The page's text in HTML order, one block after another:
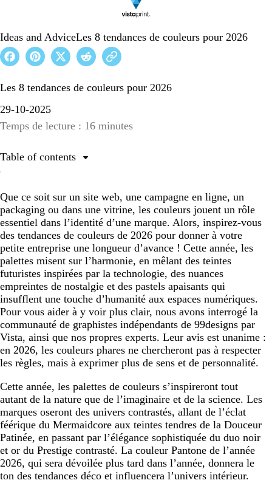
Ideas and AdviceLes 8 tendances de couleurs pour 2026
Les 8 tendances de couleurs pour 2026
29-10-2025
Temps de lecture : 16 minutes
Que ce soit sur un site web, une campagne en ligne, un
packaging ou dans une vitrine, les couleurs jouent un rôle
essentiel dans l’identité d’une marque. Alors, inspirez-vous
des tendances de couleurs de 2026 pour donner à votre
petite entreprise une longueur d’avance ! Cette année, les
palettes misent sur l’harmonie, en mêlant des teintes
futuristes inspirées par la technologie, des nuances
empreintes de nostalgie et des pastels apaisants qui
insufflent une touche d’humanité aux espaces numériques.
Pour vous aider à y voir plus clair, nous avons interrogé la
communauté de graphistes indépendants de 99designs par
Vista, ainsi que nos propres experts. Leur avis est unanime :
en 2026, les couleurs phares ne chercheront pas à respecter
les règles, mais à exprimer plus de sens et de personnalité.
Cette année, les palettes de couleurs s’inspireront tout
autant de la nature que de l’imaginaire et de la science. Les
marques oseront des univers contrastés, allant de l’éclat
féérique du Mermaidcore aux teintes tendres de la Douceur
Patinée, en passant par l’élégance sophistiquée du duo noir
et or du Prestige contrasté. La couleur Pantone de l’année
2026, qui sera dévoilée plus tard dans l’année, donnera le
ton des tendances déco et influencera l’univers intérieur.
Table of contents
2. Jaune banane
3. Mandarine disco
4. Douceur patinée
5. Prestige contrasté
6. Choc néon
7. Brun rétro
8. Incandescence thermique
Comment utiliser les tendances de couleurs 2026 pour
votre marque